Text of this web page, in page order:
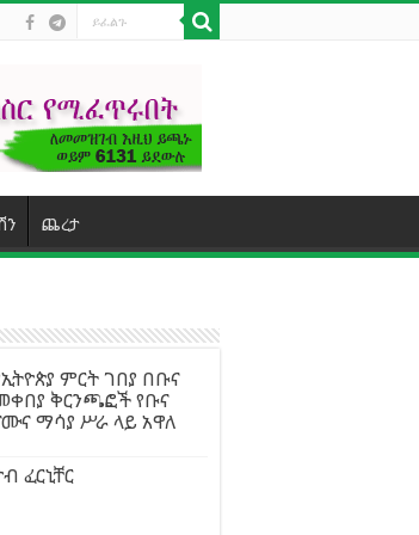
ጨረታ
ምርት ገበያ በቡና
ቅርንጫፎች የቡና
ማሳያ ሥራ ላይ አዋለ
ፈርኒቸር